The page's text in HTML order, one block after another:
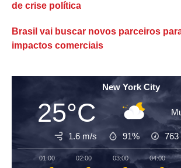
de crise política
Brasil vai buscar novos parceiros
impactos comerciais
New York City
25°C
1.6 m/s 91% 763
01:00 02:00 03:00 04:00